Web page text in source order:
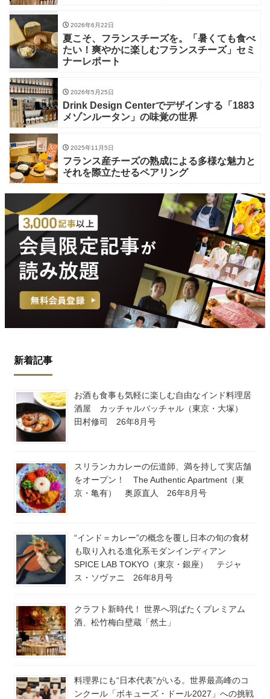
2026年6月22日
夏こそ、フランスチーズを。「暑くても食べ
たい！爽やかに楽しむフランスチーズ」セミ
ナーレポート
2026年5月25日
Drink Design Centerでデザインする「1883
メゾンルータン」の味覚の世界
2025年11月5日
フランス産チーズの熟成による多様な魅力と
それを際立たせるペアリング
新着記事
お酒も食事も気軽に楽しむ自由なインド料理居
酒屋 カッチャルバッチャル（東京・大塚）
田村修司 26年8月号
スリランカカレーの伝道師、満を持して実店舗
をオープン！ The Authentic Apartment（東
京・亀有） 奥原直人 26年8月号
“インド＝カレー”の概念を覆し日本の旬の食材
も取り入れる進化系モダンインディアン
SPICE LAB TOKYO（東京・銀座） テジャ
ス・ソヴァニ 26年8月号
クラフト新時代！ 世界へ羽ばたくプレミアム
酒、松竹梅白壁蔵「然土」
料理界にも“日本代表”がいる。世界最高峰のコ
ンクール「ボキューズ・ドール2027」への挑戦